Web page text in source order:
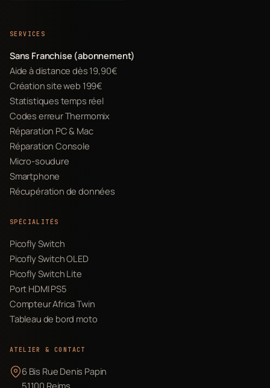
SERVICES
Sans Franchise (abonnement)
Aide à distance dès 19,90€
Création site web 199€
Statistiques temps réel
Codes erreur Thermomix
Réparation PC & Mac
Réparation Console
Micro-soudure
Smartphone
Récupération de données
SPÉCIALITÉS
Picofly Switch
Picofly Switch OLED
Picofly Switch Lite
Port HDMI PS5
Compteur Africa Twin
Tableau de bord moto
ATELIER & CONTACT
6 Bis Rue Denis Papin